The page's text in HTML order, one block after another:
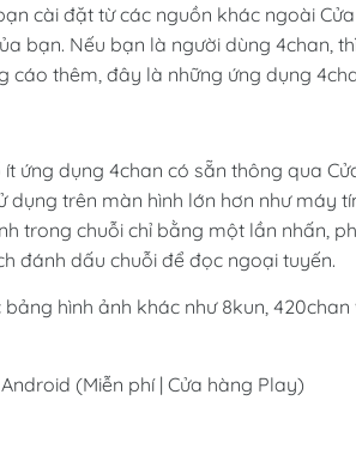
cài đặt từ các nguồn khác ngoài
bạn. Nếu bạn là người dùng 4chan,
cáo thêm, đây là những ứng dụng
ứng dụng 4chan có sẵn thông qua
dụng trên màn hình lớn hơn như máy
trong chuỗi chỉ bằng một lần nhấn,
đánh dấu chuỗi để đọc ngoại tuyến.
hình ảnh khác như 8kun,
(Miễn phí | Cửa hàng Play)